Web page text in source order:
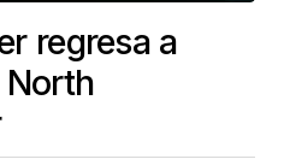
regresa a